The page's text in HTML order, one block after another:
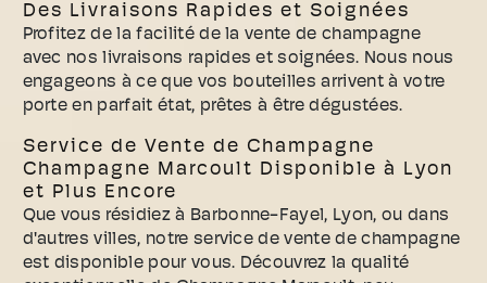
Des Livraisons Rapides et Soignées
Profitez de la facilité de la vente de champagne
avec nos livraisons rapides et soignées. Nous nous
engageons à ce que vos bouteilles arrivent à votre
porte en parfait état, prêtes à être dégustées.
Service de Vente de Champagne
Champagne Marcoult Disponible à Lyon
et Plus Encore
Que vous résidiez à Barbonne-Fayel, Lyon, ou dans
d'autres villes, notre service de vente de champagne
est disponible pour vous. Découvrez la qualité